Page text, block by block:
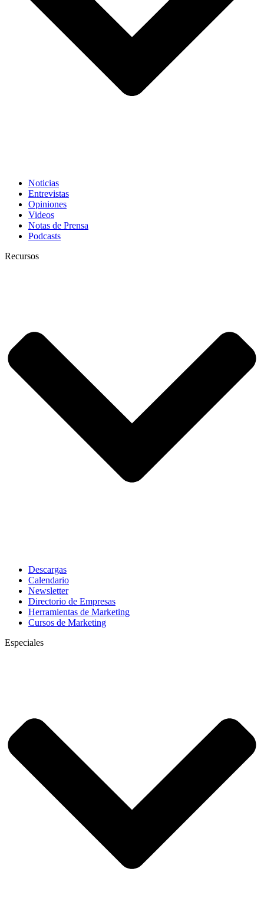
Noticias
Entrevistas
Opiniones
Videos
Notas de Prensa
Podcasts
Recursos
Descargas
Calendario
Newsletter
Directorio de Empresas
Herramientas de Marketing
Cursos de Marketing
Especiales